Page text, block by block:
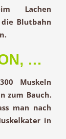
Lachen
Blutbahn
.
…
Muskeln
zum Bauch.
man nach
in